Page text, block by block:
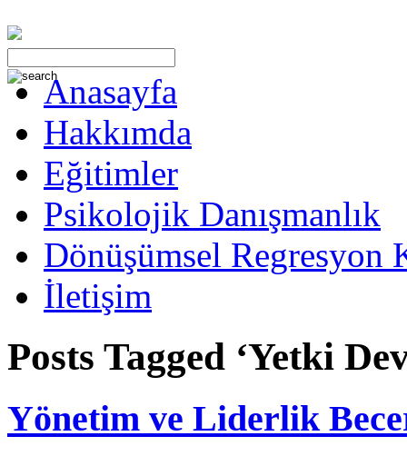
Anasayfa
Hakkımda
Eğitimler
Psikolojik Danışmanlık
Dönüşümsel Regresyon
İletişim
Posts Tagged ‘Yetki
Yönetim ve Liderlik